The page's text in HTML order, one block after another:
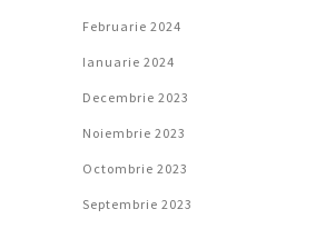
Februarie 2024
Ianuarie 2024
Decembrie 2023
Noiembrie 2023
Octombrie 2023
Septembrie 2023